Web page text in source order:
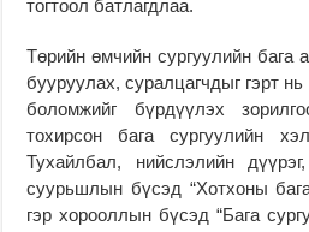
тогтоол батлагдлаа.
Төрийн өмчийн сургуулийн бага
бууруулах, суралцагчдыг гэрт
боломжийг бүрдүүлэх
тохирсон бага сургуулийн
Тухайлбал, нийслэлийн
суурьшлын бүсэд “Хотхоны
гэр хорооллын бүсэд “Бага